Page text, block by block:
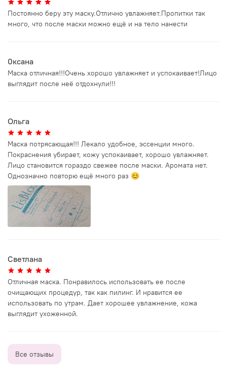
Постоянно беру эту маску.Отлично увлажняет.Пропитки так
много, что после маски можно ещё и на тело нанести
0ксана
Маска отличная!!!Очень хорошо увлажняет и успокаивает!Лицо
выглядит после неё отдохнули!!!
Ольга
Маска потрясающая!!! Лекало удобное, эссенции много.
Покраснения убирает, кожу успокаивает, хорошо увлажняет.
Лицо становится гораздо свежее после маски. Аромата нет.
Однозначно повторю ещё много раз 😊
Светлана
Отличная маска. Понравилось использовать ее после
очищающих процедур, так как пилинг. И нравится ее
использовать по утрам. Дает хорошее увлажнение, кожа
выглядит ухоженной.
Все отзывы